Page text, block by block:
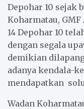
Depohar 10 sejak
Koharmatau,
14 Depohar 10
dengan segala
demikian
adanya kendala-
mendapatkan
Wadan